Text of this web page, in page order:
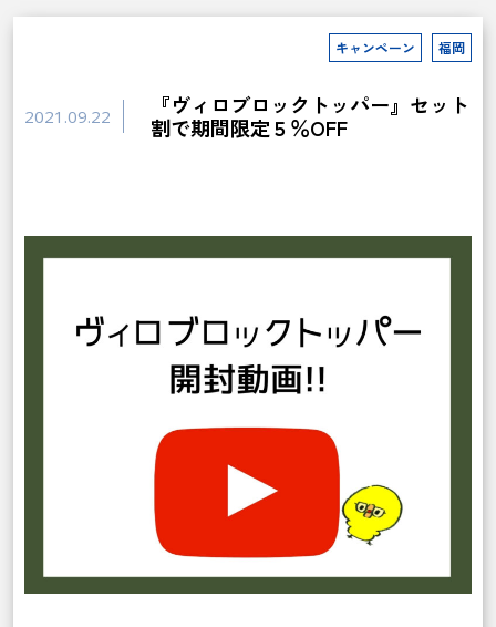
キャンペーン 福岡
2021.09.22
『ヴィロブロックトッパー』セット
割で期間限定５％OFF